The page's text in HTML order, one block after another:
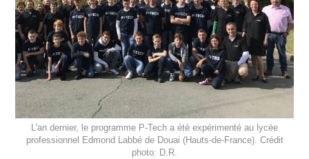
L'an dernier, le programme P-Tech a été expérimenté au lycée
professionnel Edmond Labbé de Douai (Hauts-de-France). Crédit
photo: D.R.